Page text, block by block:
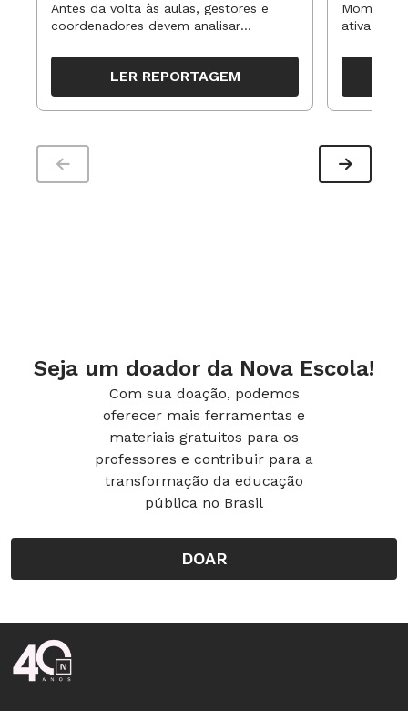
Antes da volta às aulas, gestores e
coordenadores devem analisar
organizar ações para orientar o
trabalho pedagógico ao longo do
período
LER REPORTAGEM
ativa
propostas
Seja um doador da Nova Escola!
Com sua doação, podemos
oferecer mais ferramentas e
materiais gratuitos para os
professores e contribuir para a
transformação da educação
pública no Brasil
DOAR
Rodapé da Nova Escola